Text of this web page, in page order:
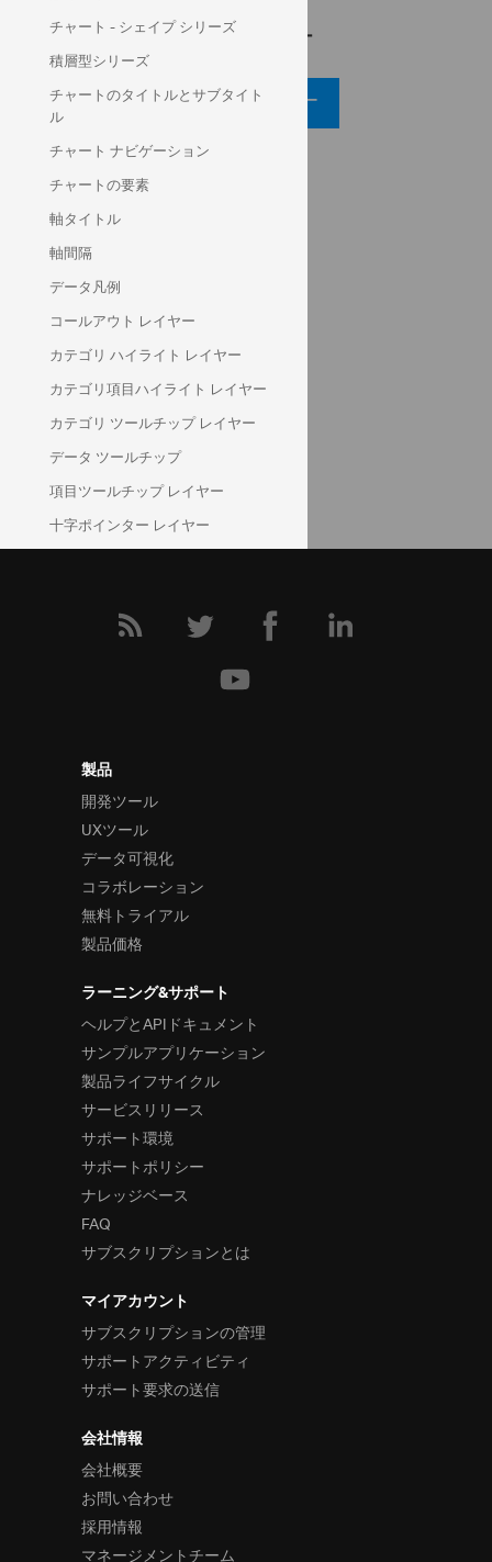
チャート - シェイプ シリーズ
積層型シリーズ
チャートのタイトルとサブタイト
ル
チャート ナビゲーション
チャートの要素
軸タイトル
軸間隔
データ凡例
コールアウト レイヤー
カテゴリ ハイライト レイヤー
カテゴリ項目ハイライト レイヤー
カテゴリ ツールチップ レイヤー
データ ツールチップ
項目ツールチップ レイヤー
十字ポインター レイヤー
Motion Framework
シリーズのハイライト (Category)
カスタムシリーズのハイライト
影付き
チャート塗りつぶしのグラデーシ
移行アニメーション (Category)
移行アニメーション (財務)
ASP.NET MVC の使用
AngularJS との連携
TypeScript の使用
ファイナンシャル チャート
カテゴリ チャート
ドーナツ型チャート
円チャート
ファンネル チャート
スパークライン
データ ビジュアライゼーション
バーコード
データ入力と表示
コード ビュー
コード ビューアー
API リファレンス
ui.igDataChart
series.brush
series.outline
ヘルプ トピック
データ チャート ヘルプ概要
シリーズ タイプ
コミュニティ
データ チャート フォーラム (英語)
製品
開発ツール
UXツール
データ可視化
コラボレーション
無料トライアル
製品価格
ラーニング&サポート
ヘルプとAPIドキュメント
サンプルアプリケーション
製品ライフサイクル
サービスリリース
サポート環境
サポートポリシー
ナレッジベース
FAQ
サブスクリプションとは
マイアカウント
サブスクリプションの管理
サポートアクティビティ
サポート要求の送信
会社情報
会社概要
お問い合わせ
採用情報